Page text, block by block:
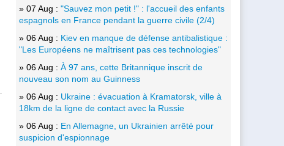
» 07 Aug : "Sauvez mon petit !" : l'accueil des enfants
espagnols en France pendant la guerre civile (2/4)
» 06 Aug : Kiev en manque de défense antibalistique :
"Les Européens ne maîtrisent pas ces technologies"
» 06 Aug : À 97 ans, cette Britannique inscrit de
nouveau son nom au Guinness
» 06 Aug : Ukraine : évacuation à Kramatorsk, ville à
18km de la ligne de contact avec la Russie
» 06 Aug : En Allemagne, un Ukrainien arrêté pour
suspicion d'espionnage